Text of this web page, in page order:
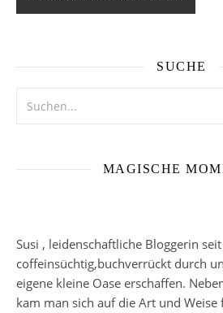
SUCHE
MAGISCHE
Susi , leidenschaftliche Bloggerin seit
coffeinsüchtig,buchverrückt durch
eigene kleine Oase erschaffen.
kam man sich auf die Art und Weise